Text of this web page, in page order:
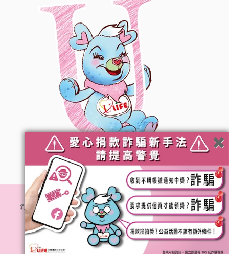
© 社團法人台灣優質生命協會. All Rights Reserved.隱私
權政策
網站維運 :加利利創意傳媒